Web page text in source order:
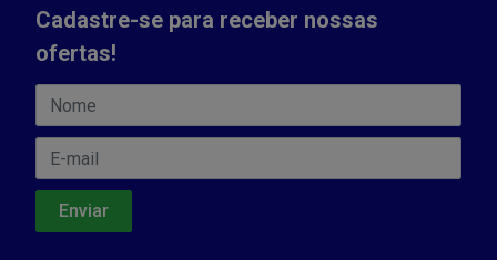
Cadastre-se para receber nossas
ofertas!